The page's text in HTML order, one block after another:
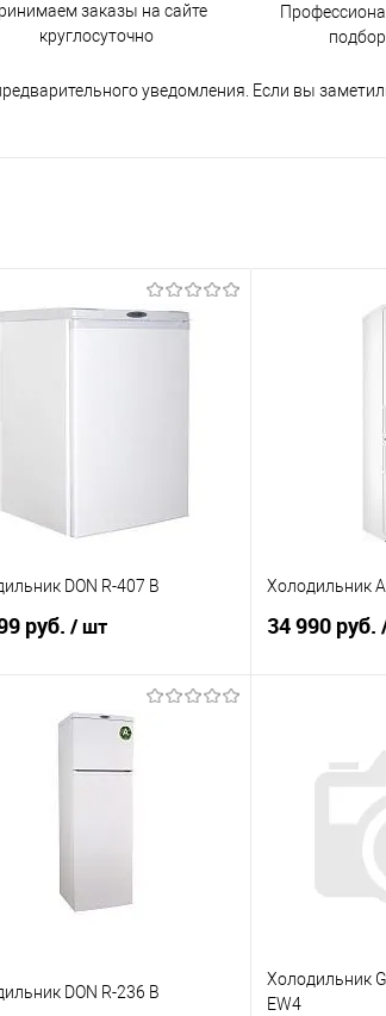
заказы на сайте
круглосуточно
уведомления. Если вы
DON R-407 B
руб. / шт
В корзину
в 1 клик
Холодильник
34 990 руб.
Купить в 1
В избранное
DON R-236 B
Холодильник
EW4